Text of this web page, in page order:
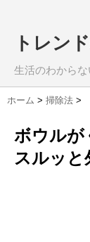
トレン
生活のわから
ホーム > 掃除法 >
ボウルが
スルッと